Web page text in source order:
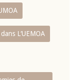
L‘UEMOA